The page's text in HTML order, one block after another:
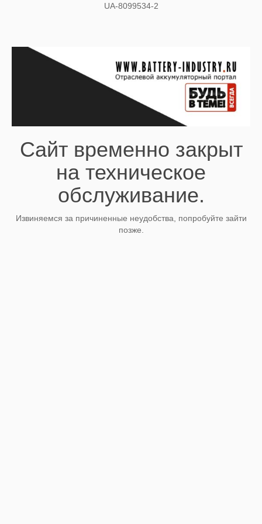
UA-8099534-2
Сайт временно закрыт
на техническое
обслуживание.
Извиняемся за причиненные неудобства, попробуйте зайти
позже.